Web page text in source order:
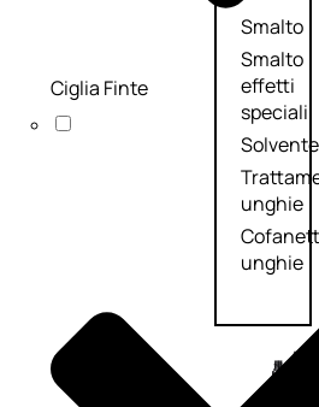
Smalto
Smalto
effetti
speciali
Solvente
unghie
unghie
Ciglia Finte